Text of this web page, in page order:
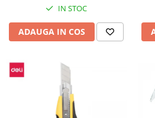
IN STOC
ADAUGA IN COS